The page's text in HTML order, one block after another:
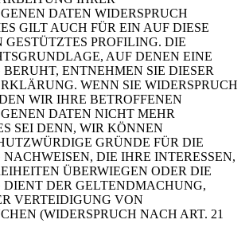
DATEN WIDERSPRUCH
GILT AUCH FÜR EIN AUF DIESE
PROFILING. DIE
AUF DENEN EINE
ENTNEHMEN SIE DIESER
WENN SIE WIDERSPRUCH
WIR IHRE BETROFFENEN
DATEN NICHT MEHR
SEI DENN, WIR KÖNNEN
GRÜNDE FÜR DIE
DIE IHRE INTERESSEN,
ÜBERWIEGEN ODER DIE
DER GELTENDMACHUNG,
VERTEIDIGUNG VON
(WIDERSPRUCH NACH ART. 21